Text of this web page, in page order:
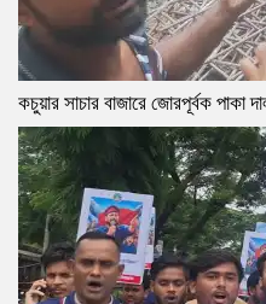
কচুয়ার সাচার বাজারে জোরপূর্বক পাকা